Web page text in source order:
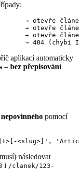
článek
→ otevře
→ otevře článek
aplikací automaticky
– bez přepisování
nepovinného pomocí
následovat
i /clanek/123-